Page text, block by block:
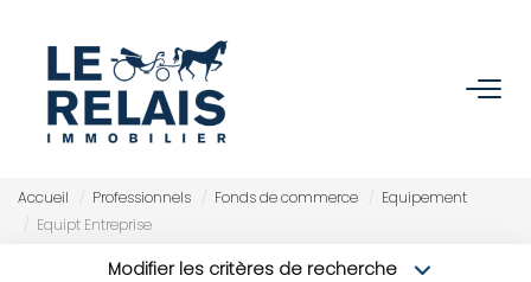
ACHETER
Accueil Professionnels Fonds de commerce
Equipement
Equipt Entreprise
Modifier les critères de recherche